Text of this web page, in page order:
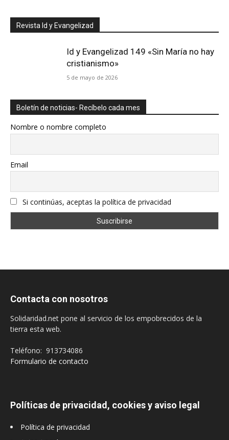
Revista Id y Evangelizad
Id y Evangelizad 149 «Sin María no hay
cristianismo»
5 de mayo de 2026
Boletín de noticias- Recíbelo cada mes
Nombre o nombre completo
Email
Si continúas, aceptas la política de privacidad
Contacta con nosotros
Solidaridad.net pone al servicio de los empobrecidos de la
tierra esta web.
Teléfono: 913734086
Formulario de contacto
Políticas de privacidad, cookies y aviso legal
Política de privacidad